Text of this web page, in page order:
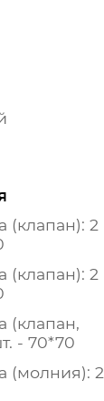
(клапан): 2
(клапан): 2
(клапан,
- 70*70
(молния): 2